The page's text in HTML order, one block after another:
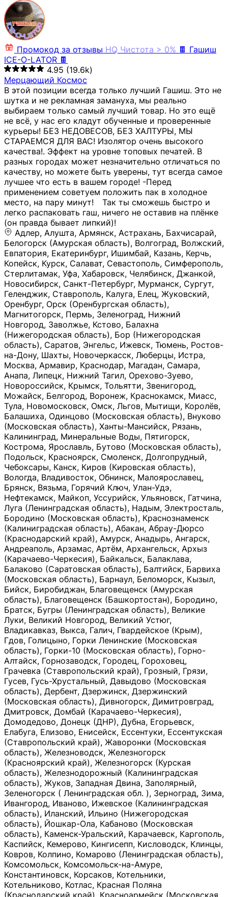
Промокод за отзывы HQ Чистота > 0% 🍫 Гашиш
ICE-O-LATOR 🍫
4.95 (19.6k)
Мерцающий Космос
В этой позиции всегда только лучший Гашиш. Это не
шутка и не рекламная замануха, мы реально
выбираем только самый лучший товар. Но это ещё
не всё, у нас его кладут обученные и проверенные
курьеры! БЕЗ НЕДОВЕСОВ, БЕЗ ХАЛТУРЫ, МЫ
СТАРАЕМСЯ ДЛЯ ВАС! Изолятор очень высокого
качества!. Эффект на уровне топовых печатей. В
разных городах может незначительно отличаться по
качеству, но можете быть уверены, тут всегда самое
лучшее что есть в вашем городе! -Перед
применением советуем положить пак в холодное
место, на пару минут!⠀ Так ты сможешь быстро и
легко распаковать гаш, ничего не оставив на плёнке
(он правда бывает липкий)!
Адлер, Алушта, Армянск, Астрахань, Бахчисарай,
Белогорск (Амурская область), Волгоград, Волжский,
Евпатория, Екатеринбург, Ишимбай, Казань, Керчь,
Копейск, Курск, Салават, Севастополь, Симферополь,
Стерлитамак, Уфа, Хабаровск, Челябинск, Джанкой,
Новосибирск, Санкт-Петербург, Мурманск, Сургут,
Геленджик, Ставрополь, Калуга, Елец, Жуковский,
Оренбург, Орск (Оренбургская область),
Магнитогорск, Пермь, Зеленоград, Нижний
Новгород, Заволжье, Кстово, Балахна
(Нижегородская область), Бор (Нижегородская
область), Саратов, Энгельс, Ижевск, Тюмень, Ростов-
на-Дону, Шахты, Новочеркасск, Люберцы, Истра,
Москва, Армавир, Краснодар, Магадан, Самара,
Анапа, Липецк, Нижний Тагил, Орехово-Зуево,
Новороссийск, Крымск, Тольятти, Звенигород,
Можайск, Белгород, Воронеж, Краснокамск, Миасс,
Тула, Новомосковск, Омск, Льгов, Мытищи, Королёв,
Балашиха, Одинцово (Московская область), Внуково
(Московская область), Ханты-Мансийск, Рязань,
Калининград, Минеральные Воды, Пятигорск,
Кострома, Ярославль, Бутово (Московская область),
Подольск, Красноярск, Смоленск, Долгопрудный,
Чебоксары, Канск, Киров (Кировская область),
Вологда, Владивосток, Обнинск, Малоярославец,
Брянск, Вязьма, Горячий Ключ, Улан-Удэ,
Нефтекамск, Майкоп, Уссурийск, Ульяновск, Гатчина,
Луга (Ленинградская область), Надым, Электросталь,
Бородино (Московская область), Краснознаменск
(Калиниградская область), Абакан, Абрау-Дюрсо
(Краснодарский край), Амурск, Анадырь, Ангарск,
Андреаполь, Арзамас, Артём, Архангельск, Архыз
(Карачаево-Черкесия), Байкальск, Балаклава,
Балаково (Саратовская область), Балтийск, Барвиха
(Московская область), Барнаул, Беломорск, Кызыл,
Бийск, Биробиджан, Благовещенск (Амурская
область), Благовещенск (Башкортостан), Бородино,
Братск, Бугры (Ленинградская область), Великие
Луки, Великий Новгород, Великий Устюг,
Владикавказ, Выкса, Галич, Гвардейское (Крым),
Гдов, Голицыно, Горки Ленинские (Московская
область), Горки-10 (Московская область), Горно-
Алтайск, Горнозаводск, Городец, Гороховец,
Грачевка (Ставропольский край), Грозный, Грязи,
Гусев, Гусь-Хрустальный, Давыдово (Московская
область), Дербент, Дзержинск, Дзержинский
(Московская область), Дивногорск, Димитровград,
Дмитровск, Домбай (Карачаево-Черкесия),
Домодедово, Донецк (ДНР), Дубна, Егорьевск,
Елабуга, Елизово, Енисейск, Ессентуки, Ессентукская
(Ставропольский край), Жаворонки (Московская
область), Железноводск, Железногорск
(Красноярский край), Железногорск (Курская
область), Железнодорожный (Калининградская
область), Жуков, Западная Двина, Заполярный,
Зеленогорск ( Ленинградская обл. ), Зерноград, Зима,
Ивангород, Иваново, Ижевское (Калининградская
область), Иланский, Ильино (Нижегородская
область), Йошкар-Ола, Кабаново (Московская
область), Каменск-Уральский, Карачаевск, Каргополь,
Каспийск, Кемерово, Кингисепп, Кисловодск, Клинцы,
Ковров, Колпино, Комарово (Ленинградская область),
Комсомольск, Комсомольск-на-Амуре,
Константиновск, Корсаков, Котельники,
Котельниково, Котлас, Красная Поляна
(Краснодарский край), Красноармейск (Московская